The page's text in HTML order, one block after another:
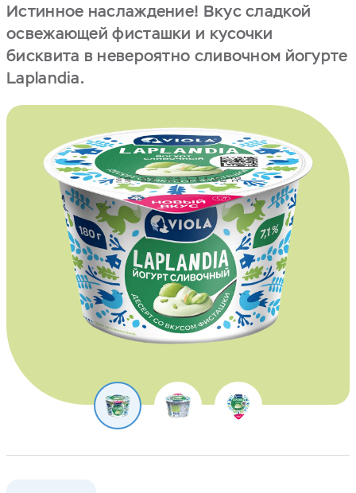
Истинное наслаждение! Вкус сладкой
освежающей фисташки и кусочки
бисквита в невероятно сливочном йогурте
Laplandia.